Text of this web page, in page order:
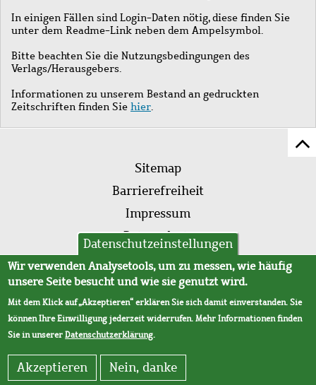
In einigen Fällen sind Login-Daten nötig, diese finden Sie
unter dem Readme-Link neben dem Ampelsymbol.
Bitte beachten Sie die Nutzungsbedingungen des
Verlags/Herausgebers.
Informationen zu unserem Bestand an gedruckten
Zeitschriften finden Sie hier.
Fußleistenmenü
Sitemap
Barrierefreiheit
Impressum
Datenschutz
AVB
Datenschutzeinstellungen
Wir verwenden Analysetools, um zu messen, wie häufig
unsere Seite besucht und wie sie genutzt wird.
Mit dem Klick auf „Akzeptieren“ erklären Sie sich damit einverstanden. Sie
können Ihre Einwilligung jederzeit widerrufen. Mehr Informationen finden
Sie in unsererDatenschutzerklärung.
Akzeptieren Nein, danke